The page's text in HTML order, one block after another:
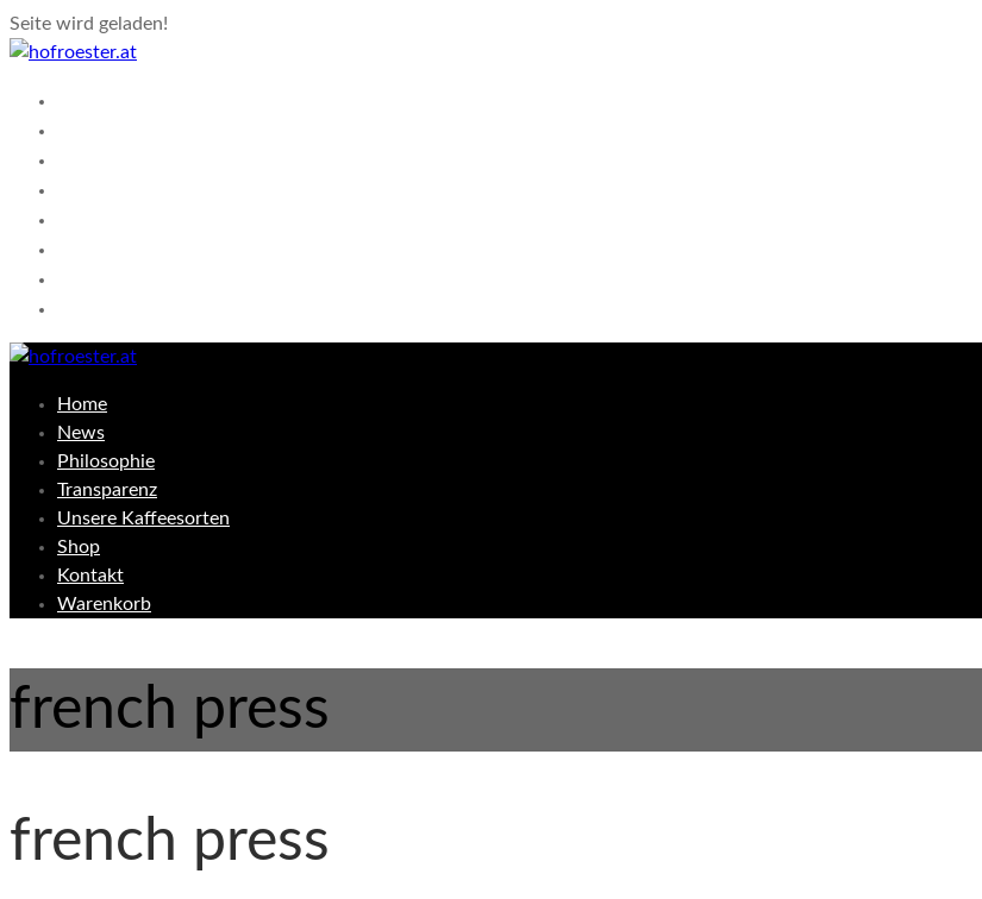
Seite wird geladen!
Home
News
Philosophie
Transparenz
Unsere Kaffeesorten
Shop
Kontakt
Warenkorb
french press
french press